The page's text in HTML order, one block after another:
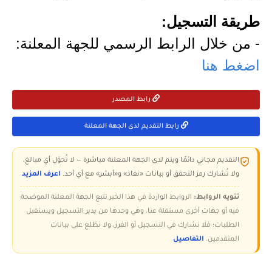
طريقة التسجيل:
- من خلال الرابط الرسمي للجهة المعلنة:
اضغط هنا
رابط المصدر
رابط التقديم لدى الجهة المعلنة
التقديم مجاني دائمًا ويتم لدى الجهة المعلنة مباشرة — لا تُحوّل أي مبالغ،
ولا تُشارك رمز التحقق أو بيانات «نفاذ» و«أبشر» مع أي أحد. اعرف المزيد
تنويه الروابط: الروابط الواردة في هذا الخبر تتبع الجهة المعلنة الموضحة
فيه أو جهات أخرى مستقلة عنا، وهي وحدها من يدير التسجيل ويستقبل
الطلبات؛ فلا نشارك في التسجيل أو الفرز، ولا نطّلع على بيانات
المتقدمين. التفاصيل